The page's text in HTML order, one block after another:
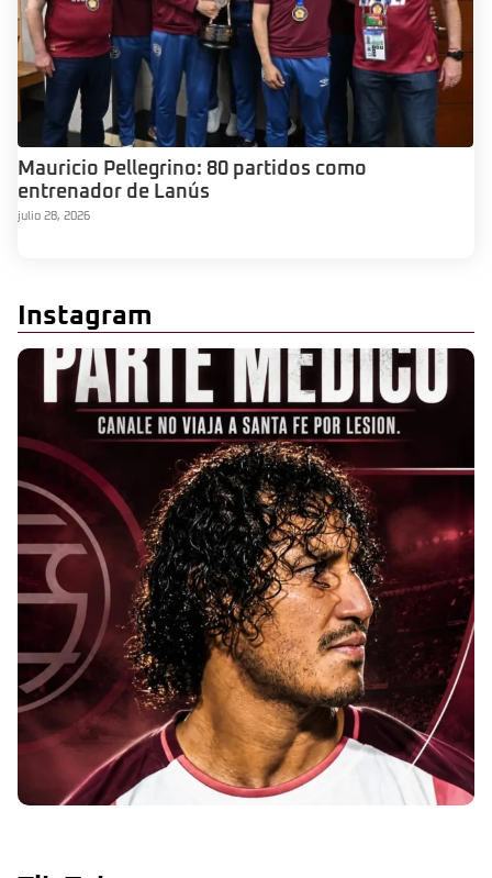
Mauricio Pellegrino: 80 partidos como
entrenador de Lanús
julio 28, 2026
Instagram